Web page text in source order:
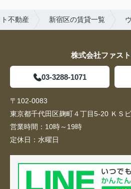
不動産 新宿区の賃貸一覧
株式会社ファス
03-3288-1071
〒102-0083
東京都千代田区麹町４丁目5-20 ＫＳ
営業時間： 10時～19時
定休日： 水曜日